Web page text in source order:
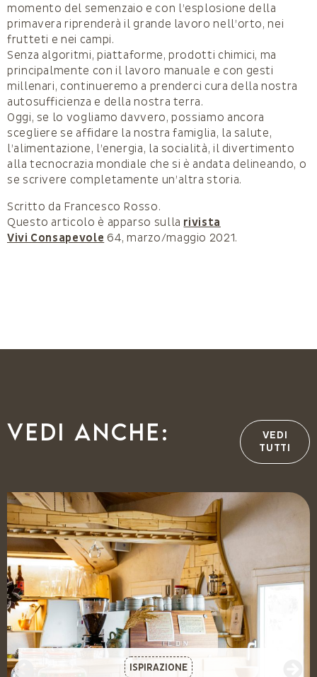
momento del semenzaio e con l’esplosione della
primavera riprenderà il grande lavoro nell’orto, nei
frutteti e nei campi.
Senza algoritmi, piattaforme, prodotti chimici, ma
principalmente con il lavoro manuale e con gesti
millenari, continueremo a prenderci cura della nostra
autosufficienza e della nostra terra.
Oggi, se lo vogliamo davvero, possiamo ancora
scegliere se affidare la nostra famiglia, la salute,
l’alimentazione, l’energia, la socialità, il divertimento
alla tecnocrazia mondiale che si è andata delineando, o
se scrivere completamente un’altra storia.
Scritto da Francesco Rosso.
Questo articolo è apparso sulla rivista
Vivi Consapevole 64, marzo/maggio 2021.
Vedi anche:
VEDI
TUTTI
ISPIRAZIONE